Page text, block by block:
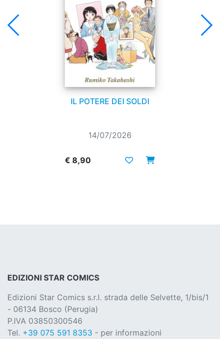
IL POTERE DEI SOLDI
14/07/2026
€ 8,90
EDIZIONI STAR COMICS
Edizioni Star Comics s.r.l. strada delle Selvette, 1/bis/1
- 06134 Bosco (Perugia)
P.IVA 03850300546
Tel. +39 075 591 8353 - per informazioni